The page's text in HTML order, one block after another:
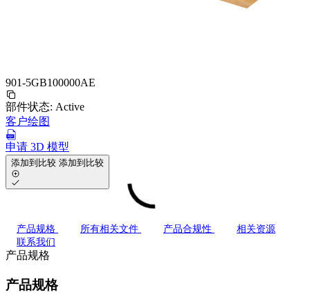
901-5GB100000AE
部件状态: Active
客户绘图
申请 3D 模型
添加到比较 添加到比较
产品规格 所有相关文件 产品合规性
相关资源
联系我们
产品规格
产品规格